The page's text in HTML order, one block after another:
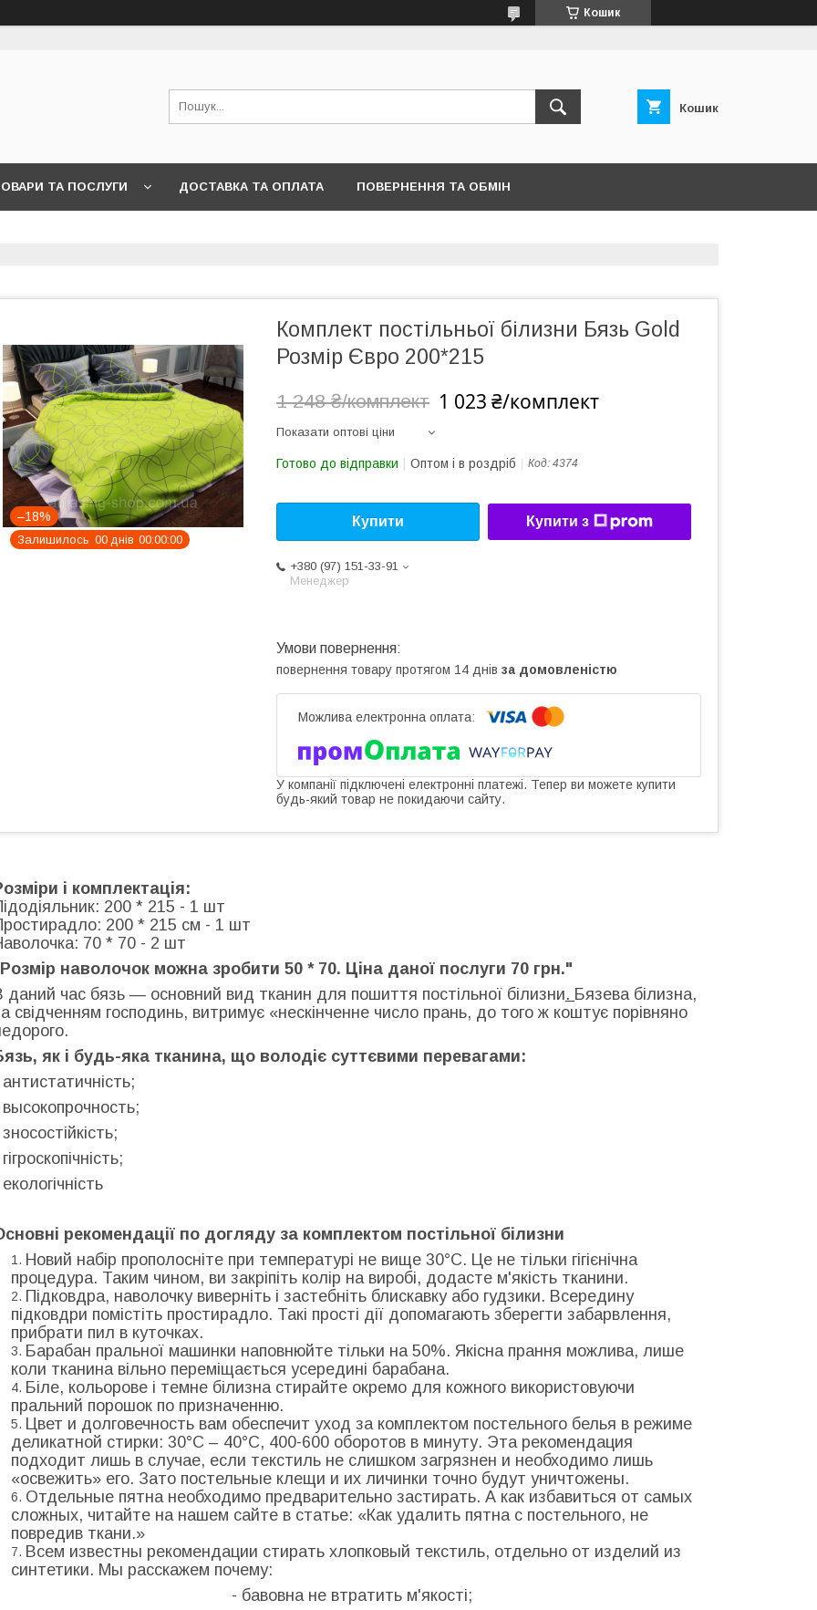
Кошик
Кошик
ТА ПОСЛУГИ ДОСТАВКА ТА ОПЛАТА ПОВЕРНЕННЯ ТА ОБМІН
–18%
Залишилось 00 днів 00 00 00
Комплект постільньої білизни Бязь Gold
Розмір Євро 200*215
1 248 ₴/комплект 1 023 ₴/комплект
Показати оптові ціни
Готово до відправки Оптом і в роздріб Код: 4374
Купити Купити з
+380 (97) 151-33-91
Менеджер
повернення товару протягом 14 днів за домовленістю
У компанії підключені електронні платежі. Тепер ви можете купити
будь-який товар не покидаючи сайту.
і комплектація:
200 * 215 - 1 шт
200 * 215 см - 1 шт
70 * 70 - 2 шт
наволочок можна зробити 50 * 70. Ціна даної послуги 70 грн."
даний час бязь — основний вид тканин для пошиття постільної білизни. Бязева білизна,
свідченням господинь, витримує «нескінченне число прань, до того ж коштує порівняно
як і будь-яка тканина, що володіє суттєвими перевагами:
высокопрочность;
рекомендації по догляду за комплектом постільної білизни
Новий набір прополосніте при температурі не вище 30°С. Це не тільки гігієнічна
процедура. Таким чином, ви закріпіть колір на виробі, додасте м'якість тканини.
Підковдра, наволочку виверніть і застебніть блискавку або гудзики. Всередину
підковдри помістіть простирадло. Такі прості дії допомагають зберегти забарвлення,
прибрати пил в куточках.
Барабан пральної машинки наповнюйте тільки на 50%. Якісна прання можлива, лише
коли тканина вільно переміщається усередині барабана.
Біле, кольорове і темне білизна стирайте окремо для кожного використовуючи
пральний порошок по призначенню.
Цвет и долговечность вам обеспечит уход за комплектом постельного белья в режиме
деликатной стирки: 30°С – 40°С, 400-600 оборотов в минуту. Эта рекомендация
подходит лишь в случае, если текстиль не слишком загрязнен и необходимо лишь
«освежить» его. Зато постельные клещи и их личинки точно будут уничтожены.
Отдельные пятна необходимо предварительно застирать. А как избавиться от самых
сложных, читайте на нашем сайте в статье: «Как удалить пятна с постельного, не
повредив ткани.»
Всем известны рекомендации стирать хлопковый текстиль, отдельно от изделий из
синтетики. Мы расскажем почему:
- бавовна не втратить м'якості;